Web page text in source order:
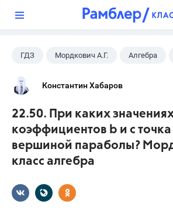
ГДЗ Мордкович А.Г. Алгебра
Константин Хабаров
22.50. При каких
коэффициентов b и с точка
вершиной параболы?
класс алгебра